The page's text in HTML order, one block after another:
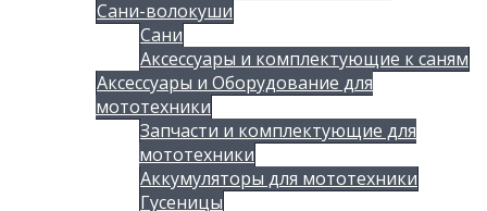
Сани-волокуши
Сани
Аксессуары и комплектующие к саням
Аксессуары и Оборудование для
мототехники
Запчасти и комплектующие для
мототехники
Аккумуляторы для мототехники
Гусеницы